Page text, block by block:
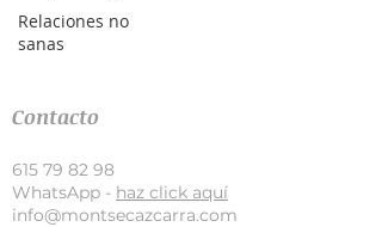
Relaciones no
sanas
Contacto
615 79 82 98
WhatsApp - haz click aquí
info@montsecazcarra.com